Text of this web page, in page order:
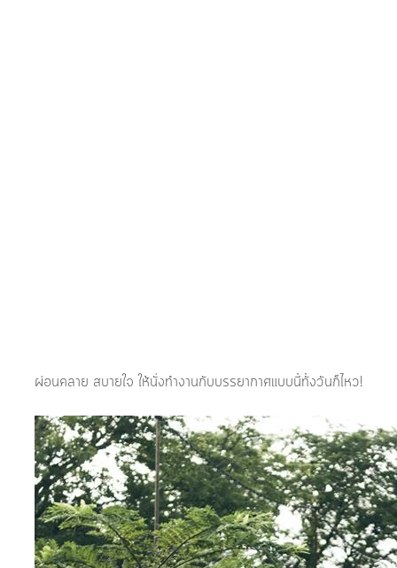
ผ่อนคลาย สบายใจ ให้นั่งทำงานกับบรรยากาศแบบนี้ทั้งวันก็ไหว!